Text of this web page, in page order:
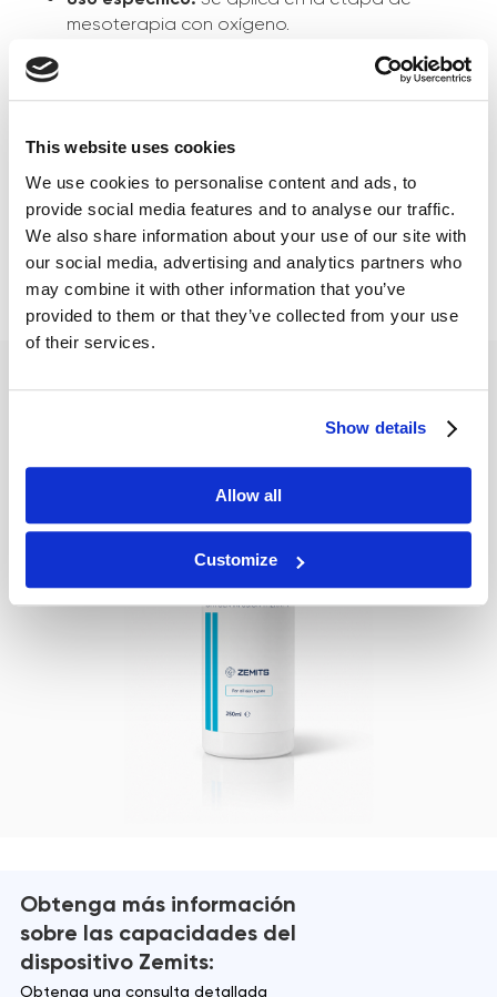
This website uses cookies
We use cookies to personalise content and ads, to
provide social media features and to analyse our traffic.
We also share information about your use of our site with
our social media, advertising and analytics partners who
may combine it with other information that you’ve
provided to them or that they’ve collected from your use
of their services.
Show details
Allow all
Customize
mesoterapia con oxígeno.
equilibrio ideal de sustancias activas.
Alta concentración:Permite realizar un
de producto.
Resultados superiores: Nueva fórmula que
ofrece efectos más visibles que nunca.
Rendimiento:El envase de 250 ml alcanza para
50 tratamientos.
Obtenga más información
sobre las capacidades del
dispositivo Zemits:
Obtenga una consulta detallada